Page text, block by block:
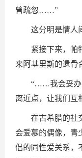
曾疏忽……”
这分明是情人
紧接下来，帕
来阿基里斯的遗骨
“……我会妥办
离近点，让我们
在古希腊的社
会爱慕的偶像，青
侣的同性爱关系，